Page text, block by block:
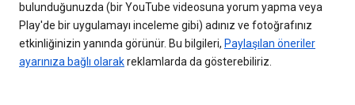
bulunduğunuzda (bir YouTube videosuna yorum yapma veya
Play'de bir uygulamayı inceleme gibi) adınız ve fotoğrafınız
etkinliğinizin yanında görünür. Bu bilgileri, Paylaşılan öneriler
ayarınıza bağlı olarakreklamlarda da gösterebiliriz.